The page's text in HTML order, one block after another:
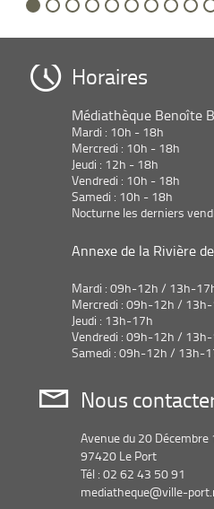
Horaires
Médiathèque Benoîte
Mardi : 10h - 18h
Mercredi : 10h - 18h
Jeudi : 12h - 18h
Vendredi : 10h - 18h
Samedi : 10h - 18h
Nocturne les derniers
Annexe de la Rivière
Mardi : 09h-12h / 13h-
Mercredi : 09h-12h /
Jeudi : 13h-17h
Vendredi : 09h-12h /
Samedi : 09h-12h / 13h-
Nous
Avenue du 20 Décembre
97420 Le Port
Tél : 02 62 43 50 91
mediatheque@ville-